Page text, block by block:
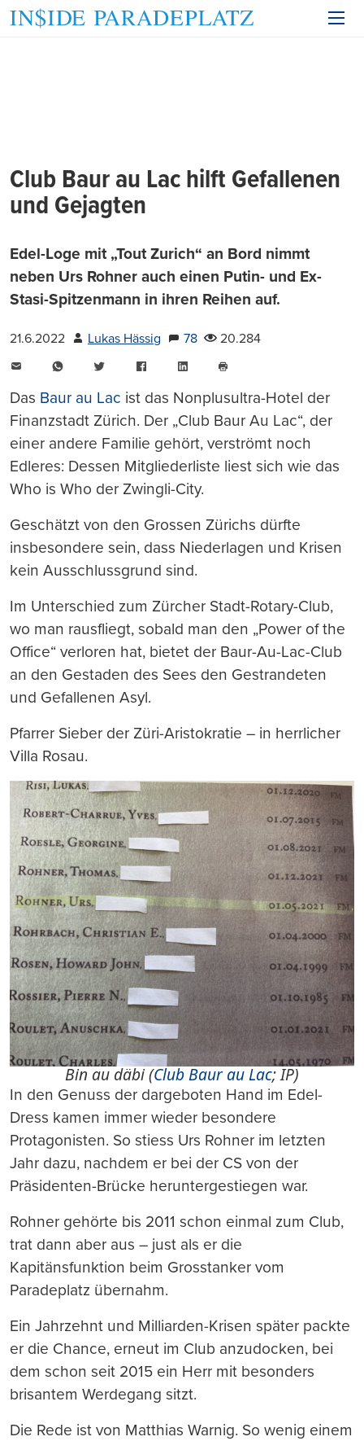
Club Baur au Lac hilft Gefallenen
und Gejagten
Edel-Loge mit „Tout Zurich“ an Bord nimmt
neben Urs Rohner auch einen Putin- und Ex-
Stasi-Spitzenmann in ihren Reihen auf.
21.6.2022 Lukas Hässig 78
20.284
WhatsAppTwitter FacebookLinkedIn
drucken
Das Baur au Lac ist das Nonplusultra-Hotel der
Finanzstadt Zürich. Der „Club Baur Au Lac“, der
einer andere Familie gehört, verströmt noch
Edleres: Dessen Mitgliederliste liest sich wie das
Who is Who der Zwingli-City.
Geschätzt von den Grossen Zürichs dürfte
insbesondere sein, dass Niederlagen und Krisen
kein Ausschlussgrund sind.
Im Unterschied zum Zürcher Stadt-Rotary-Club,
wo man rausfliegt, sobald man den „Power of the
Office“ verloren hat, bietet der Baur-Au-Lac-Club
an den Gestaden des Sees den Gestrandeten
und Gefallenen Asyl.
Pfarrer Sieber der Züri-Aristokratie – in herrlicher
Villa Rosau.
Bin au däbi (Club Baur au Lac; IP)
In den Genuss der dargeboten Hand im Edel-
Dress kamen immer wieder besondere
Protagonisten. So stiess Urs Rohner im letzten
Jahr dazu, nachdem er bei der CS von der
Präsidenten-Brücke heruntergestiegen war.
Rohner gehörte bis 2011 schon einmal zum Club,
trat dann aber aus – just als er die
Kapitänsfunktion beim Grosstanker vom
Paradeplatz übernahm.
Ein Jahrzehnt und Milliarden-Krisen später packte
er die Chance, erneut im Club anzudocken, bei
dem schon seit 2015 ein Herr mit besonders
brisantem Werdegang sitzt.
Die Rede ist von Matthias Warnig. So wenig einem